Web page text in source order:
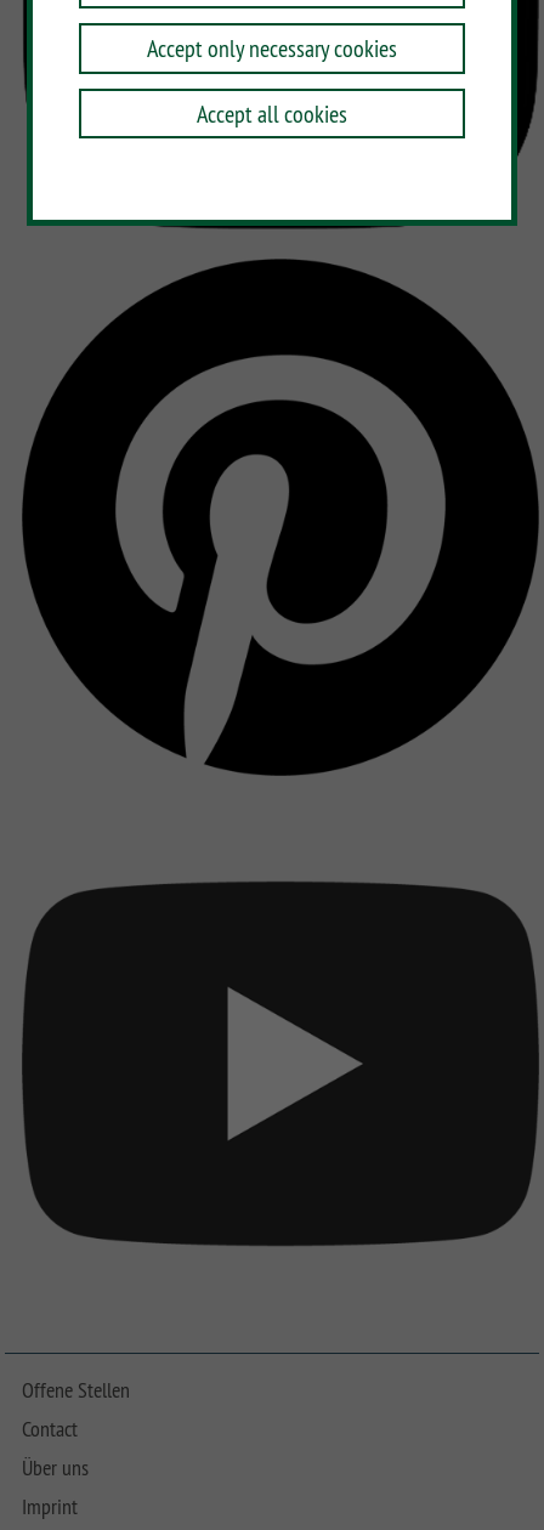
Accept only necessary cookies
Accept all cookies
Offene Stellen
Contact
Über uns
Imprint